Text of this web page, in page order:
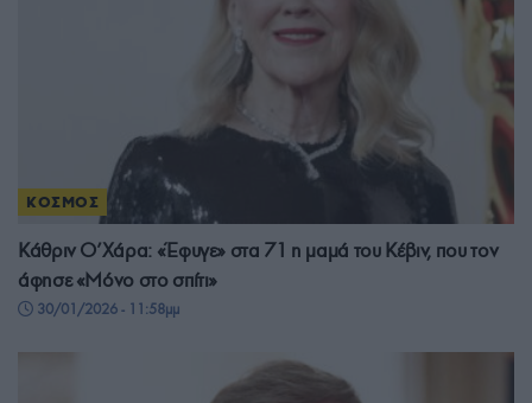
ΚΟΣΜΟΣ
Κάθριν Ο’Χάρα: «Έφυγε» στα 71 η μαμά του Κέβιν, που τον
άφησε «Μόνο στο σπίτι»
30/01/2026 - 11:58μμ